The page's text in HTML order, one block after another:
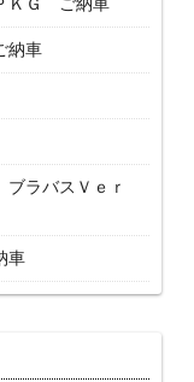
納車
ラバスＶｅｒ
車